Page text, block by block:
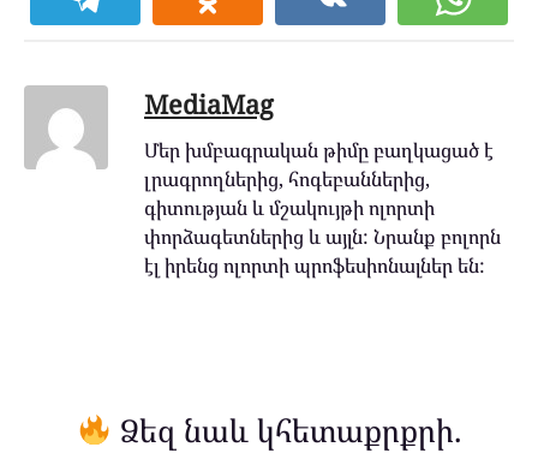
MediaMag
Մեր խմբագրական թիմը բաղկացած է
լրագրողներից, հոգեբաններից,
գիտության և մշակույթի ոլորտի
փորձագետներից և այլն: Նրանք բոլորն
էլ իրենց ոլորտի պրոֆեսիոնալներ են:
Ձեզ նաև կհետաքրքրի.